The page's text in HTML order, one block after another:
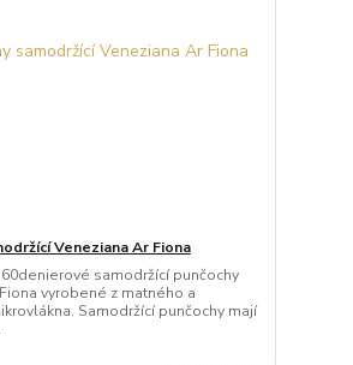
Veneziana Ar Fiona
samodržící punčochy
vyrobené z matného a
Samodržící punčochy mají